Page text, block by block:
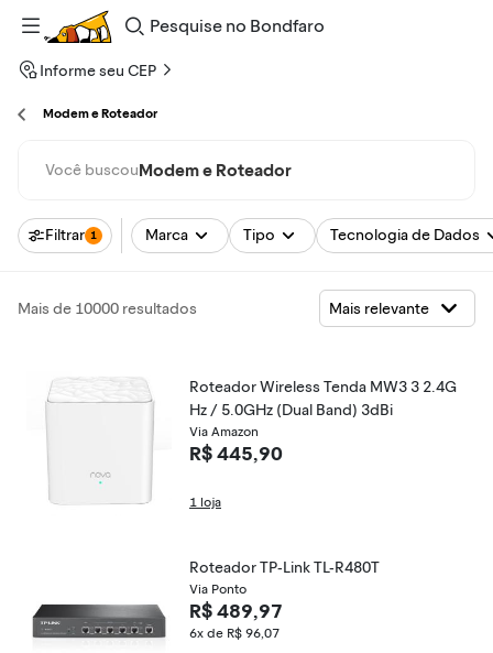
Pesquise
Bondfaro
Informe seu CEP
Modem e Roteador
Você buscouModem e Roteador
Filtrar 1 Marca Tipo Tecnologia de Dados
Mais de 10000 resultados
Roteador Wireless Tenda MW3 3 2.4G
Hz / 5.0GHz (Dual Band) 3dBi
Via Amazon
R$ 445,90
1 loja
Roteador TP-Link TL-R480T
Via Ponto
R$ 489,97
6x de R$ 96,07